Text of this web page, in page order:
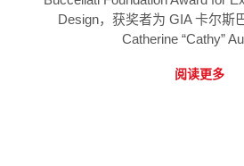
Design，获奖者为 GIA 卡尔斯
Catherine “Cathy”
阅读更多